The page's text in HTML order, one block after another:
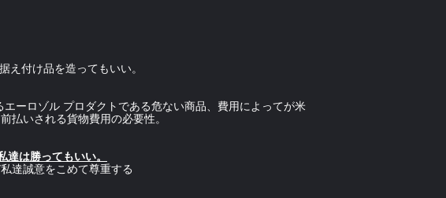
付け品を造ってもいい。
ーロゾル プロダクトである危ない商品、費用によってが米
払いされる貨物費用の必要性。
は勝ってもいい。
達誠意をこめて尊重する